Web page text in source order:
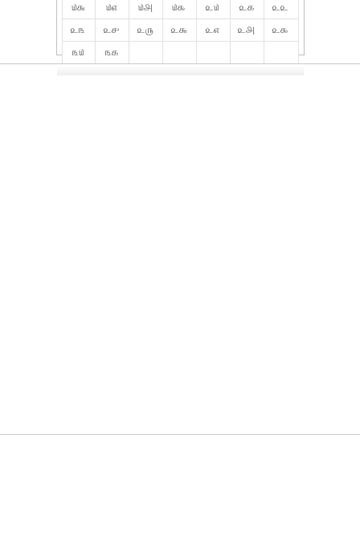
௰௬
௰௭ ௰௮ ௰௯ ௨௰ ௨௧
௨௨
௨௩
௨௪ ௨௫ ௨௬ ௨௭ ௨௮
௨௯
௩௰
௩௧